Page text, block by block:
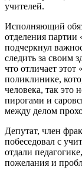
учителей.
Исполняющий
отделения
подчеркнул
следить за своим
что отличает
поликлинике,
человека, так это
пирогами и
между делом
Депутат, член
побеседовал с
отдали
пожелания и